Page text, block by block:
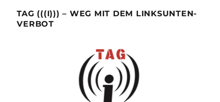
TAG (((I))) – WEG MIT DEM LINKSUNTEN-
VERBOT